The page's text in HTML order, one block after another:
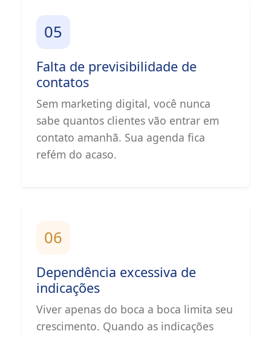
05
Falta de previsibilidade de
contatos
Sem marketing digital, você nunca
sabe quantos clientes vão entrar em
contato amanhã. Sua agenda fica
refém do acaso.
06
Dependência excessiva de
indicações
Viver apenas do boca a boca limita seu
crescimento. Quando as indicações